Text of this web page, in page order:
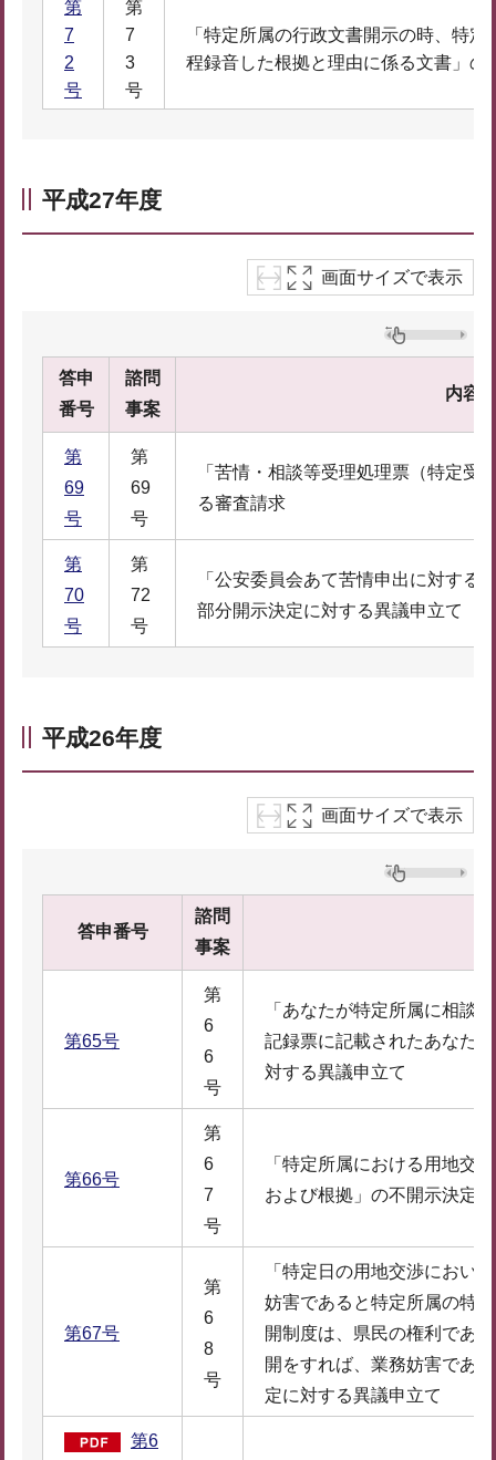
第
7
2
号
第
7
3
号
「特定所属の行政文書開示の時、特
程録音した根拠と理由に係る文書」の
平成27年度
画面サイズで表示
答申
番号
諮問
事案
内容
第
69
号
第
69
号
「苦情・相談等受理処理票（特定受
る審査請求
第
70
号
第
72
号
「公安委員会あて苦情申出に対する
部分開示決定に対する異議申立て
平成26年度
画面サイズで表示
答申番号
諮問
事案
第65号
第
6
6
号
「あなたが特定所属に相談
記録票に記載されたあなた
対する異議申立て
第66号
第
6
7
号
「特定所属における用地交
および根拠」の不開示決定
第67号
第
6
8
号
「特定日の用地交渉におい
妨害であると特定所属の特
開制度は、県民の権利であ
開をすれば、業務妨害であ
定に対する異議申立て
第6